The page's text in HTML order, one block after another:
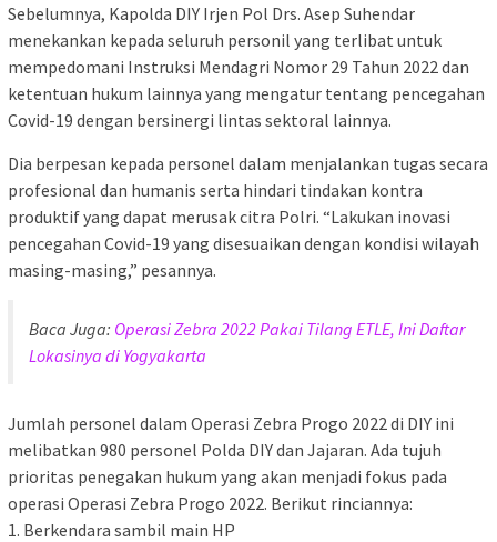
Sebelumnya, Kapolda DIY Irjen Pol Drs. Asep Suhendar
menekankan kepada seluruh personil yang terlibat untuk
mempedomani Instruksi Mendagri Nomor 29 Tahun 2022 dan
ketentuan hukum lainnya yang mengatur tentang pencegahan
Covid-19 dengan bersinergi lintas sektoral lainnya.
Dia berpesan kepada personel dalam menjalankan tugas secara
profesional dan humanis serta hindari tindakan kontra
produktif yang dapat merusak citra Polri. “Lakukan inovasi
pencegahan Covid-19 yang disesuaikan dengan kondisi wilayah
masing-masing,” pesannya.
Baca Juga: Operasi Zebra 2022 Pakai Tilang ETLE, Ini Daftar
Lokasinya di Yogyakarta
Jumlah personel dalam Operasi Zebra Progo 2022 di DIY ini
melibatkan 980 personel Polda DIY dan Jajaran. Ada tujuh
prioritas penegakan hukum yang akan menjadi fokus pada
operasi Operasi Zebra Progo 2022. Berikut rinciannya:
1. Berkendara sambil main HP